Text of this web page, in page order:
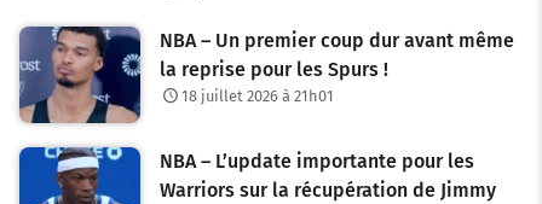
NBA – Un premier coup dur avant même
la reprise pour les Spurs !
18 juillet 2026 à 21h01
NBA – L’update importante pour les
Warriors sur la récupération de Jimmy